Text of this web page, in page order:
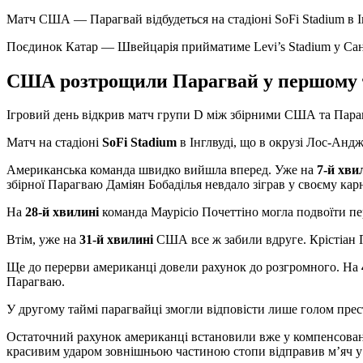
Матч США — Парагвай відбудеться на стадіоні SoFi Stadium в
Поєдинок Катар — Швейцарія прийматиме Levi’s Stadium у
США розтрощили Парагвай у першому
Ігровий день відкрив матч групи D між збірними США та
Матч на стадіоні SoFi Stadium в Інглвуді, що в окрузі Лос-
Американська команда швидко вийшла вперед. Уже на 7-й
збірної Парагваю Даміян Бобаділья невдало зіграв у своєму
На 28-й хвилинікоманда Маурісіо Почеттіно могла подвоїти
Втім, уже на 31-й хвилиніСША все ж забили вдруге. Крістіан
Ще до перерви американці довели рахунок до розгромного. На
Парагваю.
У другому таймі парагвайці змогли відповісти лише голом
Остаточний рахунок американці встановили вже у
красивим ударом зовнішньою частиною стопи відправив м’яч у